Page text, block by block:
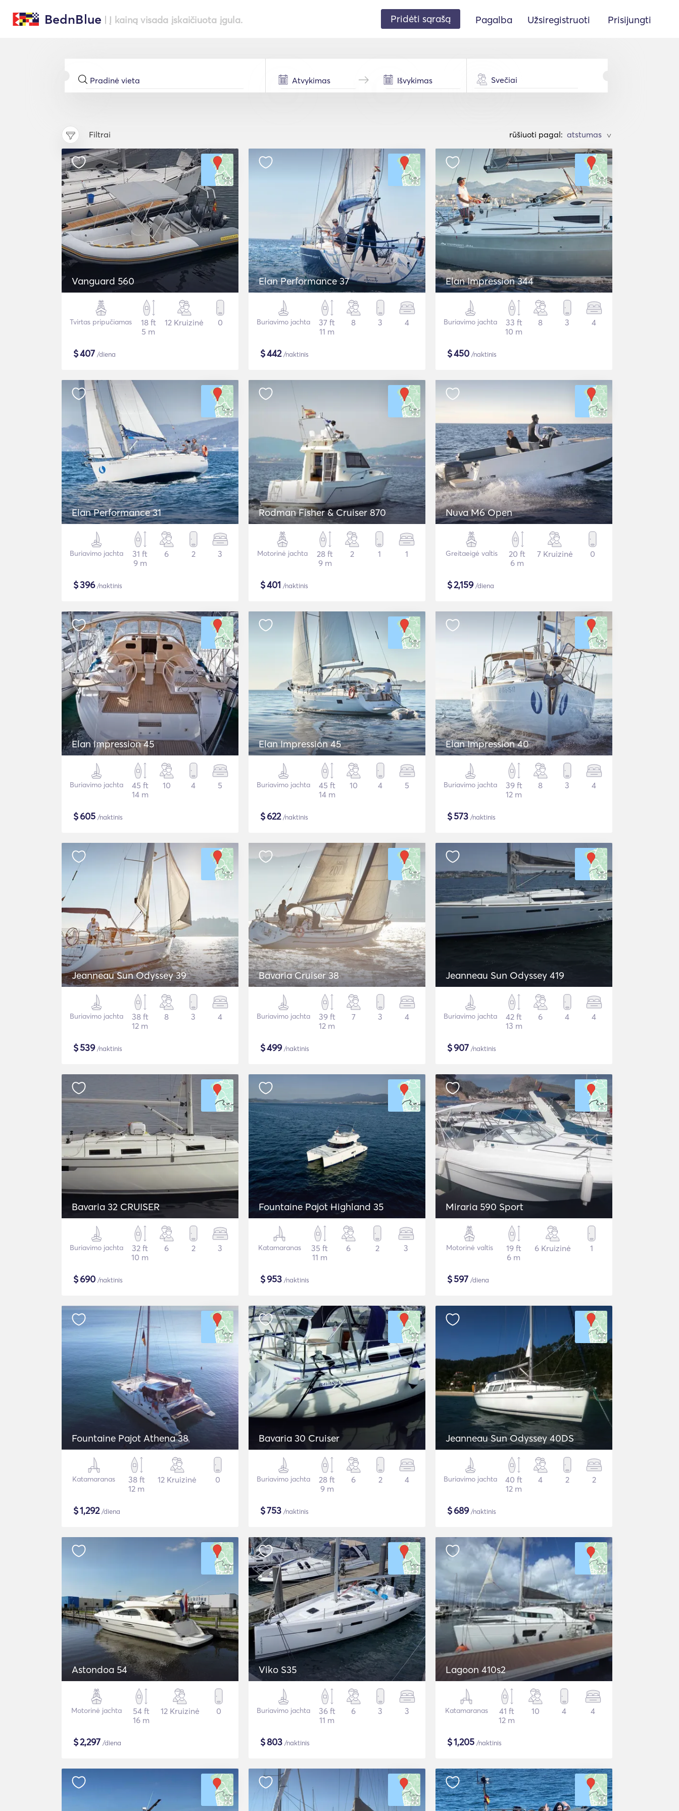
BednBlue | Į kainą visada įskaičiuota įgula. Pridėti sąrašą Pagalba Užsiregistruoti Prisijungti
Svečiai
Filtrai rūšiuoti pagal: >
Vanguard 560
Tvirtas pripučiamas
18 ft
5 m
12 Kruizinė 0
$407 /diena
Elan Performance 37
Buriavimo jachta
37 ft
11 m
8 3 4
$442/naktinis
Elan Impression 344
Buriavimo jachta
33 ft
10 m
8 3 4
$450 /naktinis
Elan Performance 31
Buriavimo jachta
31 ft
9 m
6 2 3
$396/naktinis
Rodman Fisher & Cruiser 870
Motorinė jachta
28 ft
9 m
2 1 1
$401 /naktinis
Nuva M6 Open
Greitaeigė valtis
20 ft
6 m
7 Kruizinė 0
$2,159/diena
Elan Impression 45
Buriavimo jachta
45 ft
14 m
10 4 5
$605 /naktinis
Elan Impression 45
Buriavimo jachta
45 ft
14 m
10 4 5
$622/naktinis
Elan Impression 40
Buriavimo jachta
39 ft
12 m
8 3 4
$573 /naktinis
Jeanneau Sun Odyssey 39
Buriavimo jachta
38 ft
12 m
8 3 4
$539/naktinis
Bavaria Cruiser 38
Buriavimo jachta
39 ft
12 m
7 3 4
$499/naktinis
Jeanneau Sun Odyssey 419
Buriavimo jachta
42 ft
13 m
6 4 4
$907 /naktinis
Bavaria 32 CRUISER
Buriavimo jachta
32 ft
10 m
6 2 3
$690 /naktinis
Fountaine Pajot Highland 35
Katamaranas
35 ft
11 m
6 2 3
$953 /naktinis
Miraria 590 Sport
Motorinė valtis
19 ft
6 m
6 Kruizinė 1
$597 /diena
Fountaine Pajot Athena 38
Katamaranas
38 ft
12 m
12 Kruizinė 0
$1,292/diena
Bavaria 30 Cruiser
Buriavimo jachta
28 ft
9 m
6 2 4
$753 /naktinis
Jeanneau Sun Odyssey 40DS
Buriavimo jachta
40 ft
12 m
4 2 2
$689/naktinis
Astondoa 54
Motorinė jachta
54 ft
16 m
12 Kruizinė 0
$2,297 /diena
Viko S35
Buriavimo jachta
36 ft
11 m
6 3 3
$803 /naktinis
Lagoon 410s2
Katamaranas
41 ft
12 m
10 4 4
$1,205 /naktinis